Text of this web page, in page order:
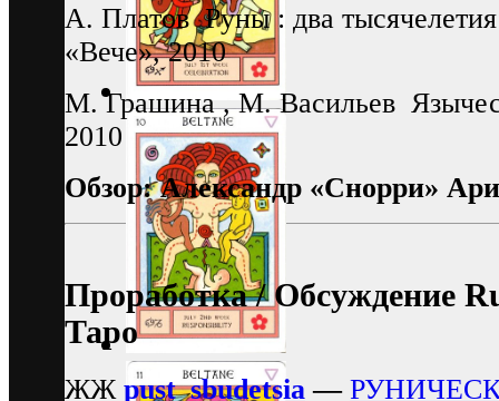
А. Платов Руны : два
«Вече», 2010
М. Грашина , М. Васильев
2010
Обзор: Александр «Снорри»
Проработка / Обсуждение
Таро
ЖЖ pust_sbudetsia —